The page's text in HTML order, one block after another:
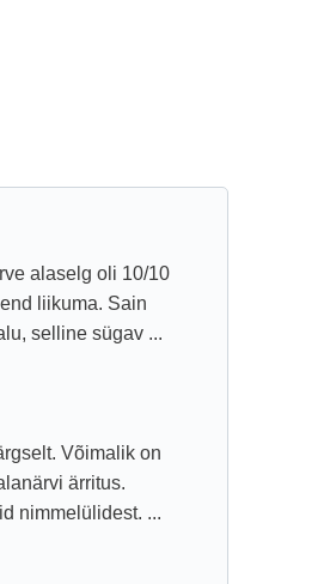
alaselg oli 10/10
liikuma. Sain
selline sügav ...
Võimalik on
ärritus.
nimmelülidest. ...